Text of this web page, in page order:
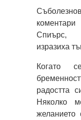
Спиърс,
изразиха
Когато
радостта
Няколко